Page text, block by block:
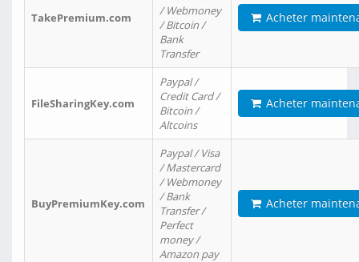
TakePremium.com
/ Webmoney
/ Bitcoin /
Bank
Transfer
Acheter
FileSharingKey.com
Paypal /
Credit Card /
Bitcoin /
Altcoins
Acheter
BuyPremiumKey.com
Paypal / Visa
/ Mastercard
/ Webmoney
/ Bank
Transfer /
Perfect
money /
Amazon pay
Acheter